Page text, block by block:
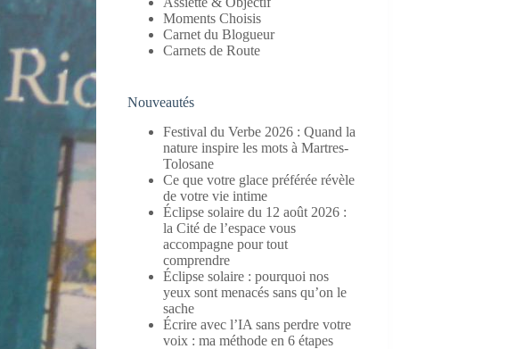
Moments Choisis
Carnet du Blogueur
Carnets de Route
Nouveautés
Festival du Verbe 2026 : Quand la
nature inspire les mots à Martres-
Tolosane
Ce que votre glace préférée révèle
de votre vie intime
Éclipse solaire du 12 août 2026 :
la Cité de l’espace vous
accompagne pour tout
comprendre
Éclipse solaire : pourquoi nos
yeux sont menacés sans qu’on le
sache
Écrire avec l’IA sans perdre votre
voix : ma méthode en 6 étapes